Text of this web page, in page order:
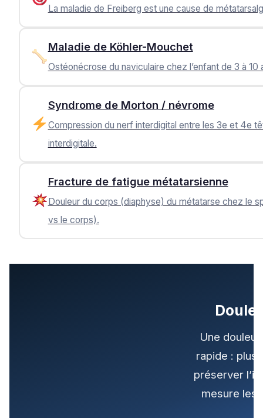
La maladie de Freiberg est une cause de
Maladie de Köhler-Mouchet
Ostéonécrose du naviculaire chez l’enfant de 3 à
Syndrome de Morton / névrome
Compression du nerf interdigital entre les 3e et 4e
interdigitale.
Fracture de fatigue métatarsienne
Douleur du corps (diaphyse) du métatarse chez le
vs le corps).
Une
rapide : plus
préserver
mesure les